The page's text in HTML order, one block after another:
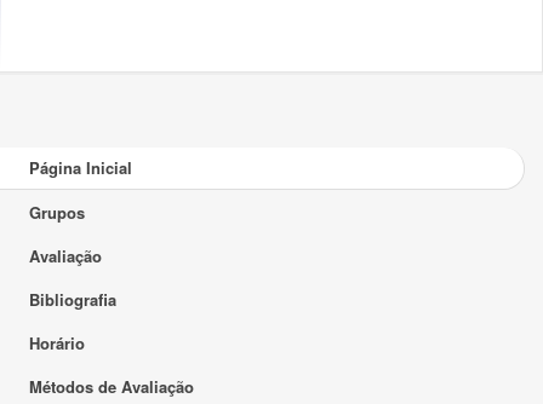
Página Inicial
Grupos
Avaliação
Bibliografia
Horário
Métodos de Avaliação